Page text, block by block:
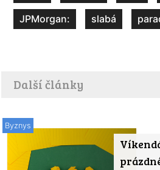
JPMorgan: slabá
Další články
Byznys